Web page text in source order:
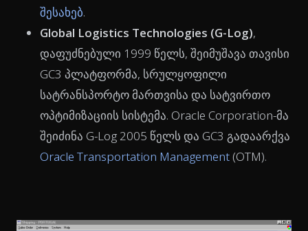
შესახებ.
Global Logistics Technologies (G-Log),
დაფუძნებული 1999 წელს, შეიმუშავა თავისი
GC3 პლატფორმა, სრულყოფილი
სატრანსპორტო მართვისა და სატვირთო
ოპტიმიზაციის სისტემა. Oracle Corporation-მა
შეიძინა G-Log 2005 წელს და GC3 გადაარქვა
Oracle Transportation Management (OTM).